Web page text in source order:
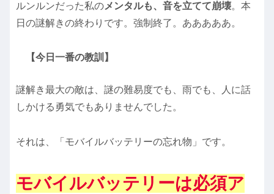
ルンルンだった私のメンタルも、音を立てて崩壊。本
日の謎解きの終わりです。強制終了。あああああ。
【今日一番の教訓】
謎解き最大の敵は、謎の難易度でも、雨でも、人に話
しかける勇気でもありませんでした。
それは、「モバイルバッテリーの忘れ物」です。
モバイルバッテリーは必須ア